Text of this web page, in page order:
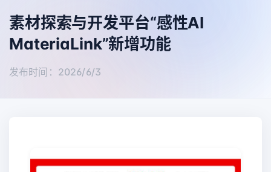
素材探索与开发平台“感性AI
MateriaLink”新增功能
发布时间：2026/6/3